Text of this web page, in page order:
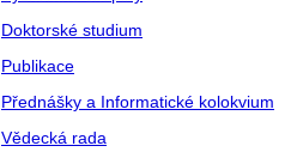
Doktorské studium
Publikace
Přednášky a Informatické kolokvium
Vědecká rada